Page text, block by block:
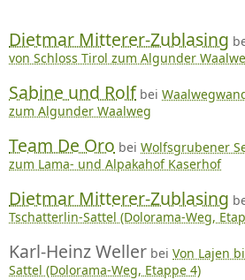
Dietmar Mitterer-Zublasing
von Schloss Tirol zum Algunder
Sabine und Rolf bei
zum Algunder Waalweg
Team De Oro bei Wolfsgrubener
zum Lama- und Alpakahof Kaserhof
Dietmar Mitterer-Zublasing
Tschatterlin-Sattel (Dolorama-Weg,
Karl-Heinz Weller bei Von Lajen
Sattel (Dolorama-Weg, Etappe 4)